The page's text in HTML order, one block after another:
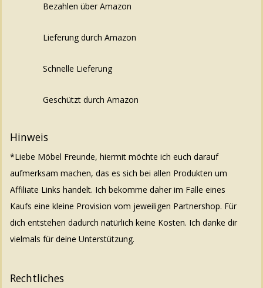
Bezahlen über Amazon
Lieferung durch Amazon
Schnelle Lieferung
Geschützt durch Amazon
Hinweis
*Liebe Möbel Freunde, hiermit möchte ich euch darauf
aufmerksam machen, das es sich bei allen Produkten um
Affiliate Links handelt. Ich bekomme daher im Falle eines
Kaufs eine kleine Provision vom jeweiligen Partnershop. Für
dich entstehen dadurch natürlich keine Kosten. Ich danke dir
vielmals für deine Unterstützung.
Rechtliches